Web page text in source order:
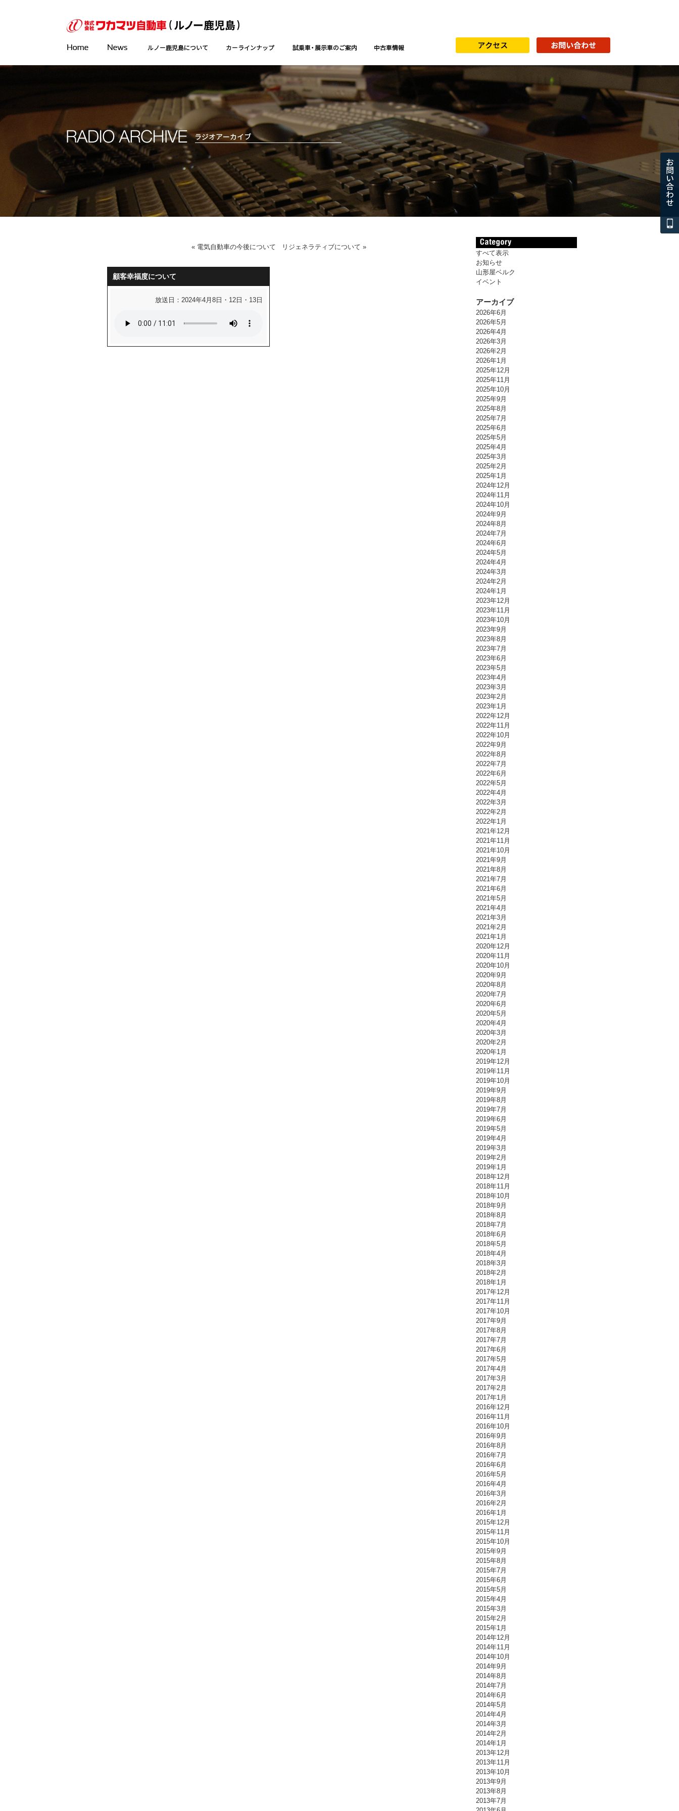
« 電気自動車の今後について リジェネラティブについて »
顧客幸福度について
放送日：2024年4月8日・12日・13日
すべて表示
お知らせ
山形屋ベルク
イベント
アーカイブ
2026年6月
2026年5月
2026年4月
2026年3月
2026年2月
2026年1月
2025年12月
2025年11月
2025年10月
2025年9月
2025年8月
2025年7月
2025年6月
2025年5月
2025年4月
2025年3月
2025年2月
2025年1月
2024年12月
2024年11月
2024年10月
2024年9月
2024年8月
2024年7月
2024年6月
2024年5月
2024年4月
2024年3月
2024年2月
2024年1月
2023年12月
2023年11月
2023年10月
2023年9月
2023年8月
2023年7月
2023年6月
2023年5月
2023年4月
2023年3月
2023年2月
2023年1月
2022年12月
2022年11月
2022年10月
2022年9月
2022年8月
2022年7月
2022年6月
2022年5月
2022年4月
2022年3月
2022年2月
2022年1月
2021年12月
2021年11月
2021年10月
2021年9月
2021年8月
2021年7月
2021年6月
2021年5月
2021年4月
2021年3月
2021年2月
2021年1月
2020年12月
2020年11月
2020年10月
2020年9月
2020年8月
2020年7月
2020年6月
2020年5月
2020年4月
2020年3月
2020年2月
2020年1月
2019年12月
2019年11月
2019年10月
2019年9月
2019年8月
2019年7月
2019年6月
2019年5月
2019年4月
2019年3月
2019年2月
2019年1月
2018年12月
2018年11月
2018年10月
2018年9月
2018年8月
2018年7月
2018年6月
2018年5月
2018年4月
2018年3月
2018年2月
2018年1月
2017年12月
2017年11月
2017年10月
2017年9月
2017年8月
2017年7月
2017年6月
2017年5月
2017年4月
2017年3月
2017年2月
2017年1月
2016年12月
2016年11月
2016年10月
2016年9月
2016年8月
2016年7月
2016年6月
2016年5月
2016年4月
2016年3月
2016年2月
2016年1月
2015年12月
2015年11月
2015年10月
2015年9月
2015年8月
2015年7月
2015年6月
2015年5月
2015年4月
2015年3月
2015年2月
2015年1月
2014年12月
2014年11月
2014年10月
2014年9月
2014年8月
2014年7月
2014年6月
2014年5月
2014年4月
2014年3月
2014年2月
2014年1月
2013年12月
2013年11月
2013年10月
2013年9月
2013年8月
2013年7月